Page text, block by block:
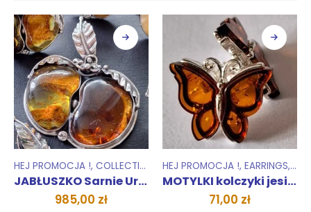
HEJ PROMOCJA !, COLLECTIONS ,UNIKATY 1 SZTUKA ,PENDANTS
JABŁUSZKO Sarnie Uroczysko
985,00 zł
HEJ PROMOCJA !, EARRINGS,
MOTYLKI kolczyki jesienne
71,00 zł